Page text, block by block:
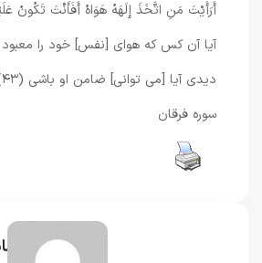
أَرَأَيْتَ مَنِ اتَّخَذَ إِلَهَهُ هَوَاهُ أَفَأَنْتَ تَكُونُ
آيا آن كس كه هواى [نفس] خود را
ديدى آيا [مى‏ توانى] ضامن او باشى (۴۳)
سوره فرقان
مدیر